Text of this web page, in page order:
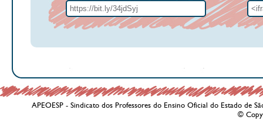
APEOESP - Sindicato dos Professores do Ensino Oficial do Estado de
©